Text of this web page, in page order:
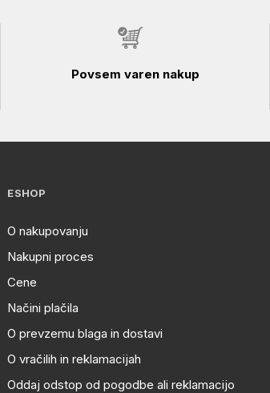
Povsem varen nakup
ESHOP
O nakupovanju
Nakupni proces
Cene
Načini plačila
O prevzemu blaga in dostavi
O vračilih in reklamacijah
Oddaj odstop od pogodbe ali reklamacijo